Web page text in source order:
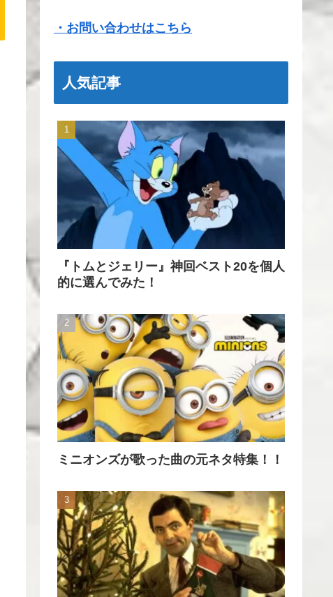
・お問い合わせはこちら
人気記事
『トムとジェリー』神回ベスト20を個人
的に選んでみた！
ミニオンズが歌った曲の元ネタ特集！！